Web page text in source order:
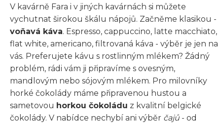
V kavárně Fara i v jiných kavárnách si můžete
vychutnat širokou škálu nápojů. Začněme klasikou -
voňavá káva. Espresso, cappuccino, latte macchiato,
flat white, americano, filtrovaná káva - výběr je jen na
vás. Preferujete kávu s rostlinným mlékem? Žádný
problém, rádi vám ji připravíme s ovesným,
mandlovým nebo sójovým mlékem. Pro milovníky
horké čokolády máme připravenou hustou a
sametovou horkou čokoládu z kvalitní belgické
čokolády. V nabídce nechybí ani výběr čajů - od